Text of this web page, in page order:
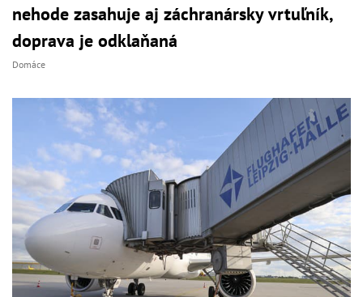
nehode zasahuje aj záchranársky vrtuľník,
doprava je odklaňaná
Domáce